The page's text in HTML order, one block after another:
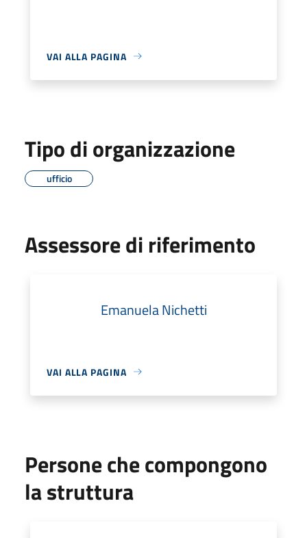
VAI ALLA PAGINA
Tipo di organizzazione
ufficio
Assessore di riferimento
Emanuela Nichetti
VAI ALLA PAGINA
Persone che compongono
la struttura